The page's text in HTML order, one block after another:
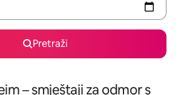
Pretraži
– smještaji za odmor s